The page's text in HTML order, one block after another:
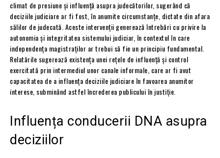
climat de presiune și influență asupra judecătorilor, sugerând că
deciziile judiciare ar fi fost, în anumite circumstanțe, dictate din afara
sălilor de judecată. Aceste intervenții generează întrebări cu privire la
autonomia și integritatea sistemului judiciar, în contextul în care
independența magistraților ar trebui să fie un principiu fundamental.
Relatările sugerează existența unei rețele de influență și control
exercitată prin intermediul unor canale informale, care ar fi avut
capacitatea de a influența deciziile judiciare în favoarea anumitor
interese, subminând astfel încrederea publicului în justiție.
Influența conducerii DNA asupra
deciziilor